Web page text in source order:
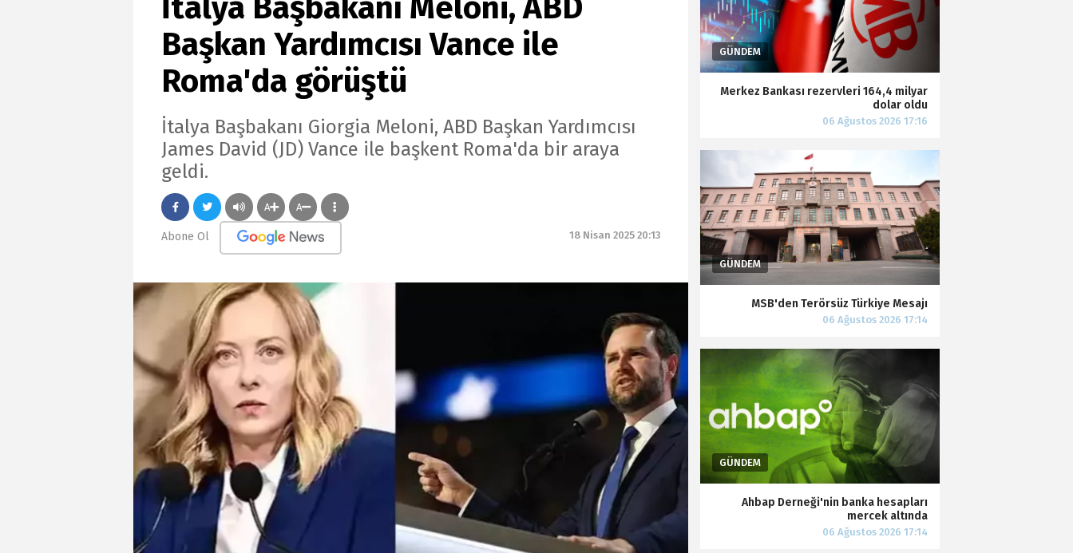
İtalya Başbakanı Meloni, ABD
Başkan Yardımcısı Vance ile
Roma'da görüştü
İtalya Başbakanı Giorgia Meloni, ABD Başkan Yardımcısı
James David (JD) Vance ile başkent Roma'da bir araya
geldi.
A A
Abone Ol 18 Nisan 2025 20:13
Merkez Bankası rezervleri 164,4 milyar
dolar oldu
MSB'den Terörsüz Türkiye Mesajı
Ahbap Derneği'nin banka hesapları
mercek altında